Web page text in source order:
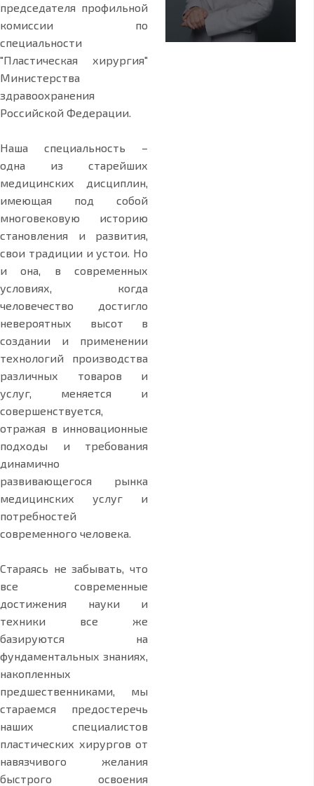
председателя профильной
комиссии по
специальности
"Пластическая хирургия"
Министерства
здравоохранения
Российской Федерации.
Наша специальность –
одна из старейших
медицинских дисциплин,
имеющая под собой
многовековую историю
становления и развития,
свои традиции и устои. Но
и она, в современных
условиях, когда
человечество достигло
невероятных высот в
создании и применении
технологий производства
различных товаров и
услуг, меняется и
совершенствуется,
отражая в инновационные
подходы и требования
динамично
развивающегося рынка
медицинских услуг и
потребностей
современного человека.
Стараясь не забывать, что
все современные
достижения науки и
техники все же
базируются на
фундаментальных знаниях,
накопленных
предшественниками, мы
стараемся предостеречь
наших специалистов
пластических хирургов от
навязчивого желания
быстрого освоения